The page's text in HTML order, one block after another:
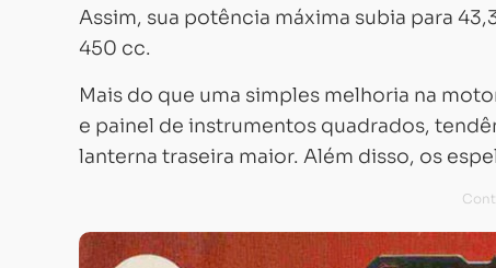
Assim, sua potência máxima subia para
450 cc.
Mais do que uma simples melhoria na
e painel de instrumentos quadrados,
lanterna traseira maior. Além disso, os